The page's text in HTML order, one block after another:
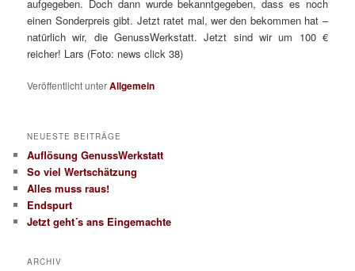
aufgegeben. Doch dann wurde bekanntgegeben, dass es noch
einen Sonderpreis gibt. Jetzt ratet mal, wer den bekommen hat –
natürlich wir, die GenussWerkstatt. Jetzt sind wir um 100 €
reicher! Lars (Foto: news click 38)
Veröffentlicht unterAllgemein
NEUESTE BEITRÄGE
Auflösung GenussWerkstatt
So viel Wertschätzung
Alles muss raus!
Endspurt
Jetzt geht´s ans Eingemachte
ARCHIV